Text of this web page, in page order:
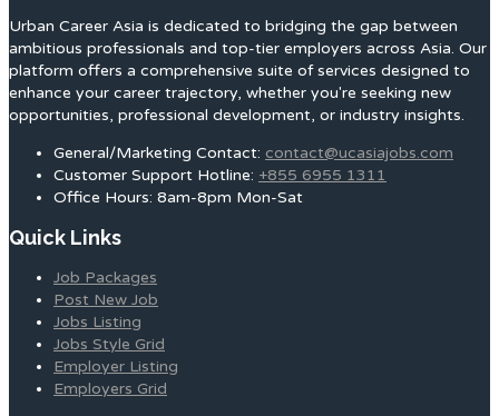
Urban Career Asia is dedicated to bridging the gap between
ambitious professionals and top-tier employers across Asia. Our
platform offers a comprehensive suite of services designed to
enhance your career trajectory, whether you're seeking new
opportunities, professional development, or industry insights.
General/Marketing Contact: contact@ucasiajobs.com
Customer Support Hotline: +855 6955 1311
Office Hours: 8am-8pm Mon-Sat
Quick Links
Job Packages
Post New Job
Jobs Listing
Jobs Style Grid
Employer Listing
Employers Grid